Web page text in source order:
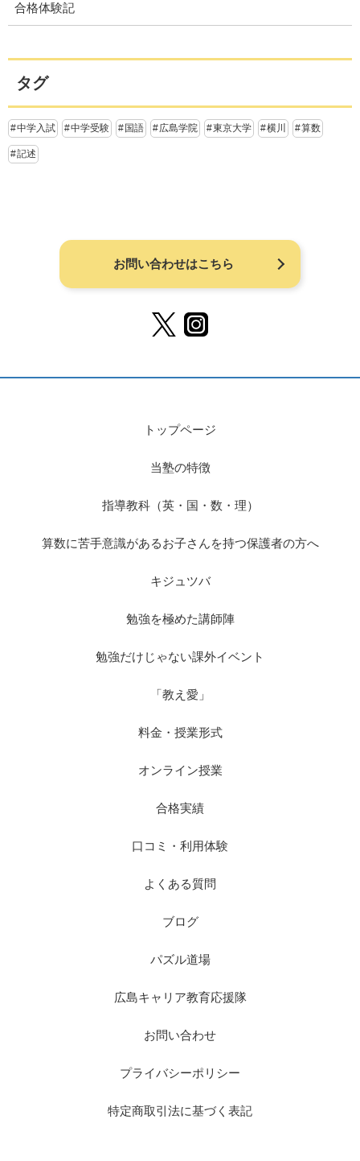
合格体験記
タグ
中学入試 中学受験 国語 広島学院 東京大学 横川 算数
記述
お問い合わせはこちら
トップページ
当塾の特徴
指導教科（英・国・数・理）
算数に苦手意識があるお子さんを持つ保護者の方へ
キジュツバ
勉強を極めた講師陣
勉強だけじゃない課外イベント
「教え愛」
料金・授業形式
オンライン授業
合格実績
口コミ・利用体験
よくある質問
ブログ
パズル道場
広島キャリア教育応援隊
お問い合わせ
プライバシーポリシー
特定商取引法に基づく表記